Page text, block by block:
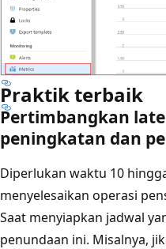
Praktik terbaik
Pertimbangkan
peningkatan dan
Diperlukan waktu 10
menyelesaikan operasi
Saat menyiapkan jadwal
penundaan ini. Misalnya,